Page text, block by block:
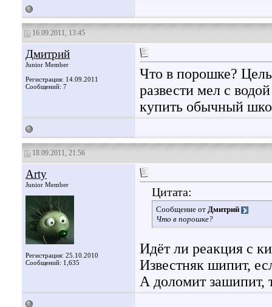
16.09.2011, 13:45
Дмитрий
Junior Member
Регистрация: 14.09.2011
Сообщений: 7
Что в порошке?
развести мел с
купить обычный
18.09.2011, 21:56
Arty
Junior Member
Регистрация: 25.10.2010
Сообщений: 1,635
Цитата:
Сообщение от Дмитрий
Что в порошке?
Идёт ли реакция с
Известняк шипит,
А доломит зашипит,